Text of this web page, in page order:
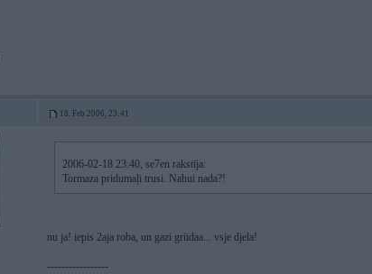
18. Feb 2006, 23:41
2006-02-18 23:40, se7en rakstīja:
Tormaza pridumaļi trusi. Nahui nada?!
nu ja! iepis 2aja roba, un gazi griidaa... vsje djela!
-----------------